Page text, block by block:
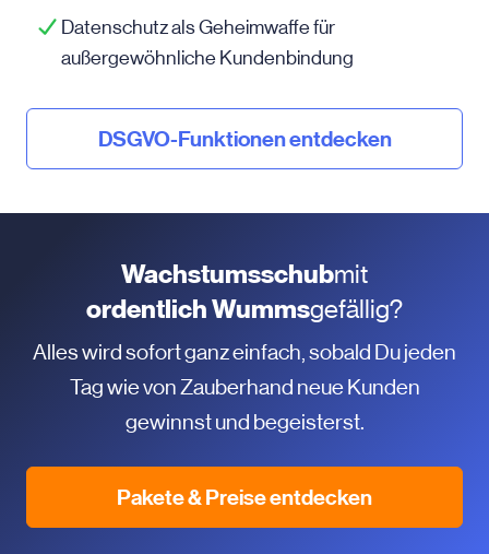
Datenschutz als Geheimwaffe für
außergewöhnliche Kundenbindung
DSGVO-Funktionen entdecken
Wachstumsschubmit
ordentlich Wummsgefällig?
Alles wird sofort ganz einfach, sobald Du jeden
Tag wie von Zauberhand neue Kunden
gewinnst und begeisterst.
Pakete & Preise entdecken